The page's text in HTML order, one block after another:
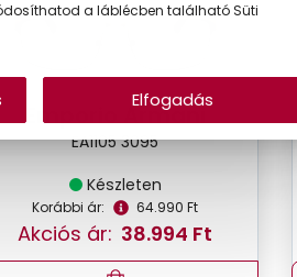
Emporio Armani
EA1105 3095
Készleten
Korábbi ár: 64.990 Ft
Akciós ár: 38.994 Ft
a láblécben található Süti
Elfogadás